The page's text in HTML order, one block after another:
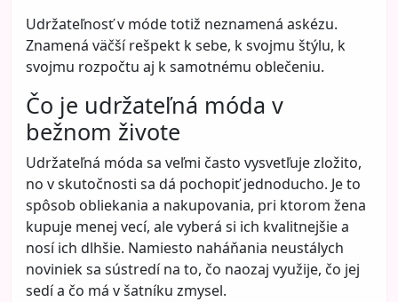
Udržateľnosť v móde totiž neznamená askézu.
Znamená väčší rešpekt k sebe, k svojmu štýlu, k
svojmu rozpočtu aj k samotnému oblečeniu.
Čo je udržateľná móda v
bežnom živote
Udržateľná móda sa veľmi často vysvetľuje zložito,
no v skutočnosti sa dá pochopiť jednoducho. Je to
spôsob obliekania a nakupovania, pri ktorom žena
kupuje menej vecí, ale vyberá si ich kvalitnejšie a
nosí ich dlhšie. Namiesto naháňania neustálych
noviniek sa sústredí na to, čo naozaj využije, čo jej
sedí a čo má v šatníku zmysel.